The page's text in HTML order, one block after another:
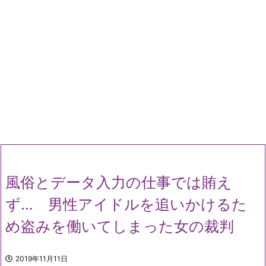
風俗とデータ入力の仕事では賄え
ず… 男性アイドルを追いかけるた
め盗みを働いてしまった女の裁判
2019年11月11日